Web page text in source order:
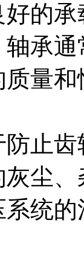
的
承
量
止
尘
统